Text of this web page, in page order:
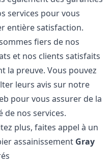
services pour vous
entière satisfaction.
fiers de nos
et nos clients satisfaits
la preuve. Vous pouvez
leurs avis sur notre
pour vous assurer de la
de nos services.
plus, faites appel à un
assainissement Gray